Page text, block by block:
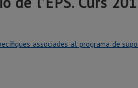
associades al programa de